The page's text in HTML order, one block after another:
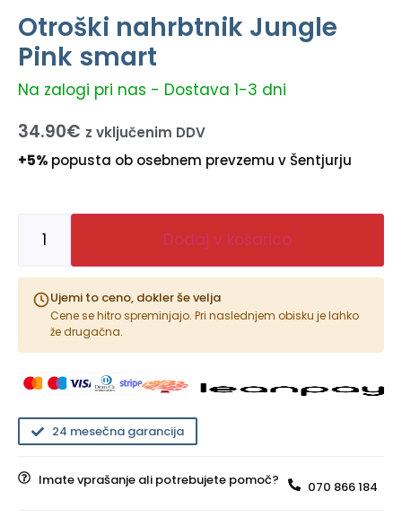
Otroški nahrbtnik Jungle
Pink smart
Na zalogi pri nas - Dostava 1-3 dni
34.90€ z vključenim DDV
+5% popusta ob osebnem prevzemu v Šentjurju
Dodaj v košarico
Ujemi to ceno, dokler še velja
Cene se hitro spreminjajo. Pri naslednjem obisku je lahko
že drugačna.
24 mesečna garancija
Imate vprašanje ali potrebujete pomoč? 070 866 184